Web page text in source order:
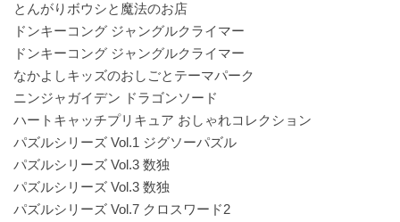
とんがりボウシと魔法のお店
ドンキーコング ジャングルクライマー
ドンキーコング ジャングルクライマー
なかよしキッズのおしごとテーマパーク
ニンジャガイデン ドラゴンソード
ハートキャッチプリキュア おしゃれコレクション
パズルシリーズ Vol.1 ジグソーパズル
パズルシリーズ Vol.3 数独
パズルシリーズ Vol.3 数独
パズルシリーズ Vol.7 クロスワード2